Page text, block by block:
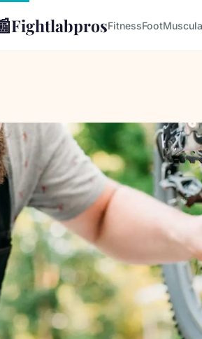
FightlabprosFitnessFoot